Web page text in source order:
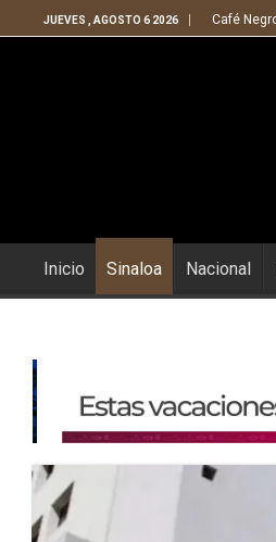
JUEVES , AGOSTO 6 2026 Café
Inicio Sinaloa Nacional